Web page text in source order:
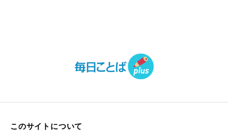
このサイトについて